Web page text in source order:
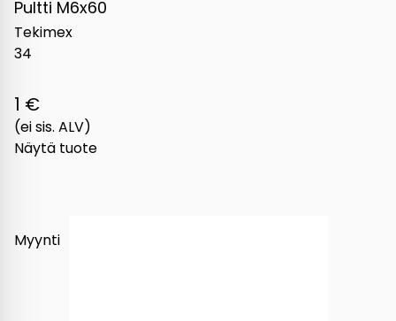
Pultti M6x60
Tekimex
34
1 €
(ei sis. ALV)
Näytä tuote
Myynti